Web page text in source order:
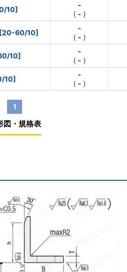
10]
-
( - )
60/10]
-
( - )
10]
-
( - )
10]
-
( - )
1
図・規格表